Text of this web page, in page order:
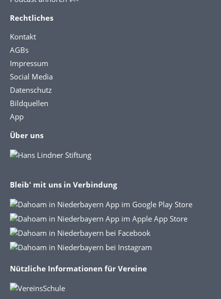
Rechtliches
Kontakt
AGBs
Impressum
Social Media
Datenschutz
Bildquellen
App
Über uns
Bleib' mit uns in Verbindung
Nützliche Informationen für Vereine